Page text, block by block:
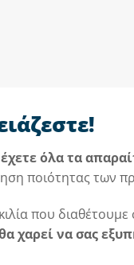
όλα τα
ποιότητας των
που διαθέτουμε
χαρεί να σας